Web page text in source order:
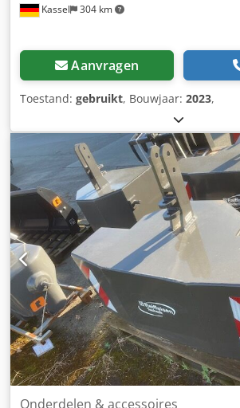
Kassel 304 km
Aanvragen
Toestand: gebruikt, Bouwjaar: 2023,
Onderdelen & accessoires